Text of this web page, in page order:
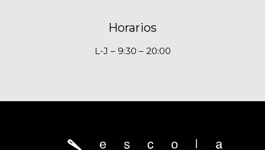
Horarios
L-J – 9:30 – 20:00